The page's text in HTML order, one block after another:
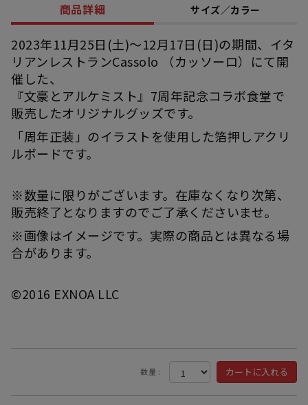
商品詳細 サイズ／カラー
2023年11月25日(土)～12月17日(日)の期間、イタ
リアンレストランCassolo （カッソーロ）にて開
催した、
『文豪とアルケミスト』7周年記念コラボ食堂で
販売したオリジナルグッズです。
「周年正装」のイラストを使用した箔押しアクリ
ルボードです。
※数量に限りがございます。在庫なくなり次第、
販売終了となりますのでご了承くださいませ。
※画像はイメージです。実際の商品とは異なる場
合があります。
©︎2016 EXNOA LLC
数量 :